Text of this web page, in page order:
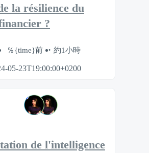
la résilience du
?
％{time}前 約1小時
05-23T19:00:00+0200
de l'intelligence